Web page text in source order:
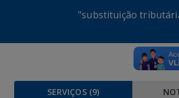
"substituição
SERVIÇOS (9)